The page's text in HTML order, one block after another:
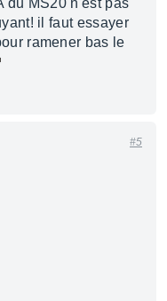
du MS20 n'est pas
il faut essayer
ramener bas le
#5